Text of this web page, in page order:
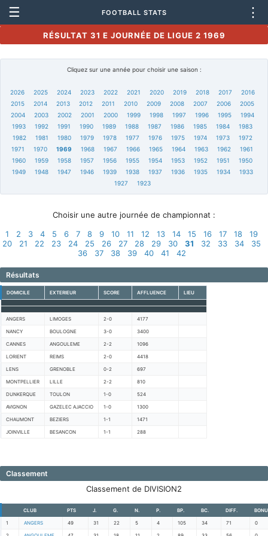
☰ FOOTBALL STATS ⋮
RÉSULTAT 31 E JOURNÉE DE LIGUE 2 1969
Cliquez sur une année pour choisir une saison :
2026 2025 2024 2023 2022 2021 2020 2019 2018 2017
2016
2015
2014 2013 2012 2011 2010 2009 2008 2007 2006
2005
2004
2003 2002 2001 2000 1999 1998 1997 1996 1995
1994
1993
1992 1991 1990 1989 1988 1987 1986 1985 1984
1983
1982
1981 1980 1979 1978 1977 1976 1975 1974 1973
1972
1971
1970 1969 1968 1967 1966 1965 1964 1963 1962
1961
1960
1959 1958 1957 1956 1955 1954 1953 1952 1951
1950
1949
1948 1947 1946 1939 1938 1937 1936 1935 1934
1933
1927
1923
Choisir une autre journée de championnat :
1
2 3 4 5 6 7 8 9 10 11 12 13 14 15 16 17 18
19
20
21 22 23 24 25 26 27 28 29 30 31 32 33 34
35
36
37 38 39 40 41 42
Résultats
DOMICILE EXTERIEUR SCORE AFFLUENCE LIEU
ANGERS LIMOGES 2-0 4177
NANCY BOULOGNE 3-0 3400
CANNES ANGOULEME 2-2 1096
LORIENT REIMS 2-0 4418
LENS GRENOBLE 0-2 697
MONTPELLIER LILLE 2-2 810
DUNKERQUE TOULON 1-0 524
AVIGNON GAZELEC AJACCIO 1-0 1300
CHAUMONT BEZIERS 1-1 1471
JOINVILLE BESANCON 1-1 288
Classement
Classement de DIVISION2
CLUB PTS J. G. N. P. BP. BC. DIFF.
1 ANGERS 49 31 22 5 4 105 34 71 0